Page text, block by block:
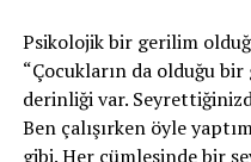
Psikolojik bir gerilim
“Çocukların da olduğu
derinliği var.
Ben çalışırken öyle
gibi. Her cümlesinde bir